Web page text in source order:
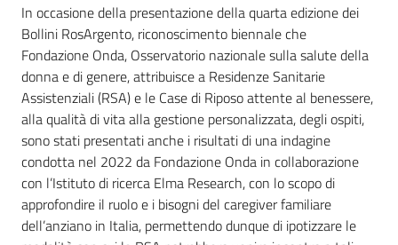
In occasione della presentazione della quarta edizione dei
Bollini RosArgento, riconoscimento biennale che
Fondazione Onda, Osservatorio nazionale sulla salute della
donna e di genere, attribuisce a Residenze Sanitarie
Assistenziali (RSA) e le Case di Riposo attente al benessere,
alla qualità di vita alla gestione personalizzata, degli ospiti,
sono stati presentati anche i risultati di una indagine
condotta nel 2022 da Fondazione Onda in collaborazione
con l’Istituto di ricerca Elma Research, con lo scopo di
approfondire il ruolo e i bisogni del caregiver familiare
dell’anziano in Italia, permettendo dunque di ipotizzare le